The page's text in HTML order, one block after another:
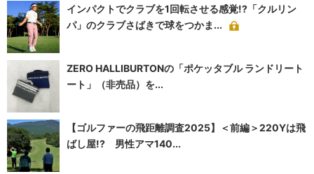
インパクトでクラブを1回転させる感覚!?「クルリン
パ」のクラブさばきで球をつかま...
ZERO HALLIBURTONの「ポケッタブル ランドリート
ート」（非売品）を...
【ゴルファーの飛距離調査2025】＜前編＞220Yは飛
ばし屋!? 男性アマ140...